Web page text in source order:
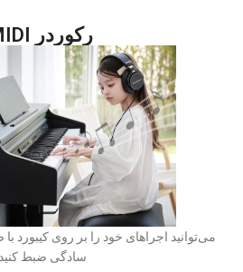
رکوردر MIDI
می‌توانید اجراهای خود را بر روی کیبورد
سادگی ضبط کنید.